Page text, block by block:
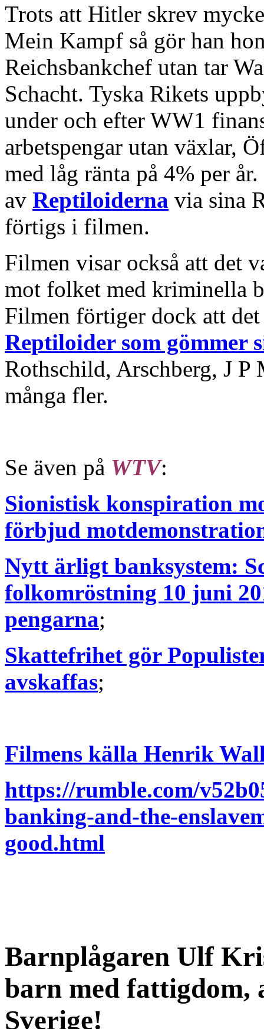
Trots att Hitler skrev
Mein Kampf så gör han
Reichsbankchef utan tar
Schacht. Tyska Rikets
under och efter WW1
arbetspengar utan växlar,
med låg ränta på 4% per
av Reptiloiderna via sina
förtigs i filmen.
Filmen visar också att det
mot folket med kriminella
Filmen förtiger dock att det
Reptiloider som gömmer
Rothschild, Arschberg, J
många fler.
Se även på WTV:
Sionistisk konspiration
förbjud
Nytt ärligt banksystem:
folkomröstning 10 juni
pengarna;
Skattefrihet gör
avskaffas;
Filmens källa Henrik
https://rumble.com/
banking-and-the-
good.html
Barnplågaren Ulf
barn med
Sverige!